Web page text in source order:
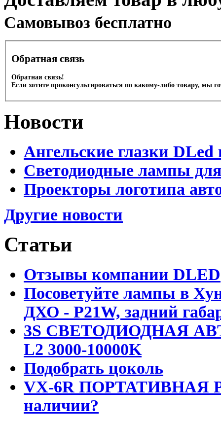
Cамовывоз бесплатно
Обратная связь
Обратная связь!
Если хотите проконсультироваться по какому-либо товару, мы
Новости
Ангельские глазки DLed
Светодиодные лампы
Проекторы логотипа
Другие новости
Статьи
Отзывы компании DLED
Посоветуйте лампы в
ДХО - P21W, задний
3S СВЕТОДИОДНАЯ
L2 3000-10000K
Подобрать цоколь
VX-6R ПОРТАТИВНАЯ
наличии?